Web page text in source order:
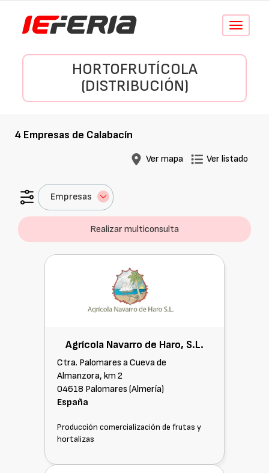
Conmutar
HORTOFRUTÍCOLA
(DISTRIBUCIÓN)
4 Empresas de Calabacín
Ver mapa Ver listado
Empresas
Realizar multiconsulta
Agrícola Navarro de Haro, S.L.
Ctra. Palomares a Cueva de
Almanzora, km 2
04618 Palomares (Almería)
España
Producción comercialización de frutas y
hortalizas